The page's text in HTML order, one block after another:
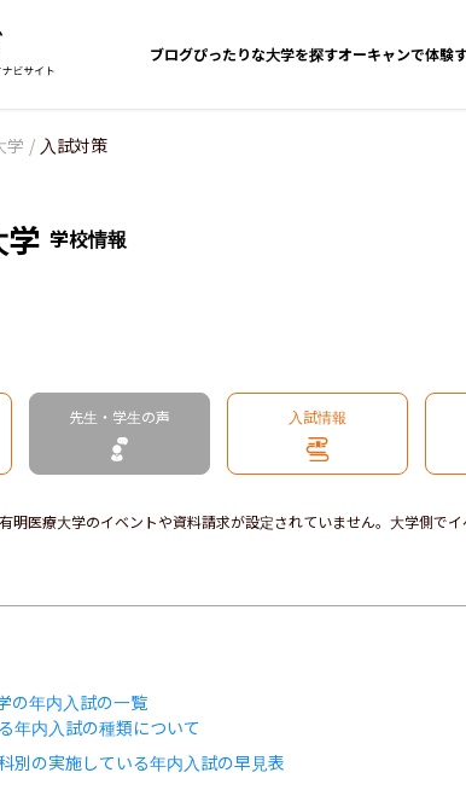
ブログぴったりな大学を探すオーキャンで体験
学 / 入試対策
学 学校情報
先生・学生の声 入試情報
明医療大学のイベントや資料請求が設定されていません。大学側で
の年内入試の一覧
年内入試の種類について
別の実施している年内入試の早見表